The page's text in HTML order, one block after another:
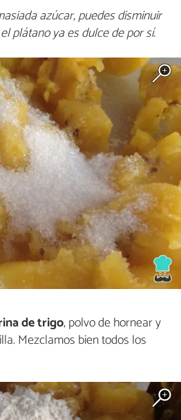
azúcar, puedes disminuir
plátano ya es dulce de por sí.
de trigo, polvo de hornear y
Mezclamos bien todos los